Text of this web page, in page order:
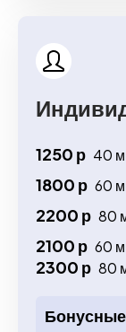
1250 р 40
1800 р 60
2200 р 80
2100 р 60
2300 р 80